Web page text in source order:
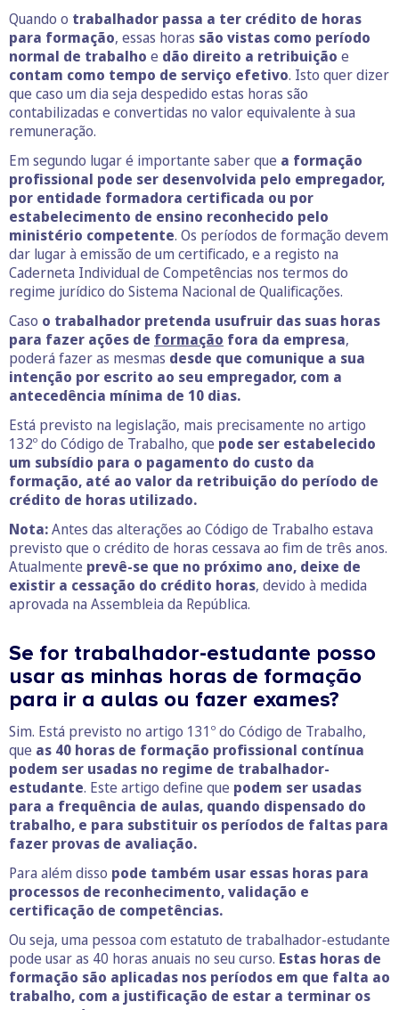
Quando o trabalhador passa a ter crédito de horas
para formação, essas horas são vistas como período
normal de trabalho e dão direito a retribuição e
contam como tempo de serviço efetivo. Isto quer dizer
que caso um dia seja despedido estas horas são
contabilizadas e convertidas no valor equivalente à sua
remuneração.
Em segundo lugar é importante saber que a formação
profissional pode ser desenvolvida pelo empregador,
por entidade formadora certificada ou por
estabelecimento de ensino reconhecido pelo
ministério competente. Os períodos de formação devem
dar lugar à emissão de um certificado, e a registo na
Caderneta Individual de Competências nos termos do
regime jurídico do Sistema Nacional de Qualificações.
Caso o trabalhador pretenda usufruir das suas horas
para fazer ações de formação fora da empresa,
poderá fazer as mesmas desde que comunique a sua
intenção por escrito ao seu empregador, com a
antecedência mínima de 10 dias.
Está previsto na legislação, mais precisamente no artigo
132º do Código de Trabalho, que pode ser estabelecido
um subsídio para o pagamento do custo da
formação, até ao valor da retribuição do período de
crédito de horas utilizado.
Nota:Antes das alterações ao Código de Trabalho estava
previsto que o crédito de horas cessava ao fim de três anos.
Atualmente prevê-se que no próximo ano, deixe de
existir a cessação do crédito horas, devido à medida
aprovada na Assembleia da República.
Se for trabalhador-estudante posso
usar as minhas horas de formação
para ir a aulas ou fazer exames?
Sim. Está previsto no artigo 131º do Código de Trabalho,
que as 40 horas de formação profissional contínua
podem ser usadas no regime de trabalhador-
estudante. Este artigo define que podem ser usadas
para a frequência de aulas, quando dispensado do
trabalho, e para substituir os períodos de faltas para
fazer provas de avaliação.
Para além disso pode também usar essas horas para
processos de reconhecimento, validação e
certificação de competências.
Ou seja, uma pessoa com estatuto de trabalhador-estudante
pode usar as 40 horas anuais no seu curso. Estas horas de
formação são aplicadas nos períodos em que falta ao
trabalho, com a justificação de estar a terminar os